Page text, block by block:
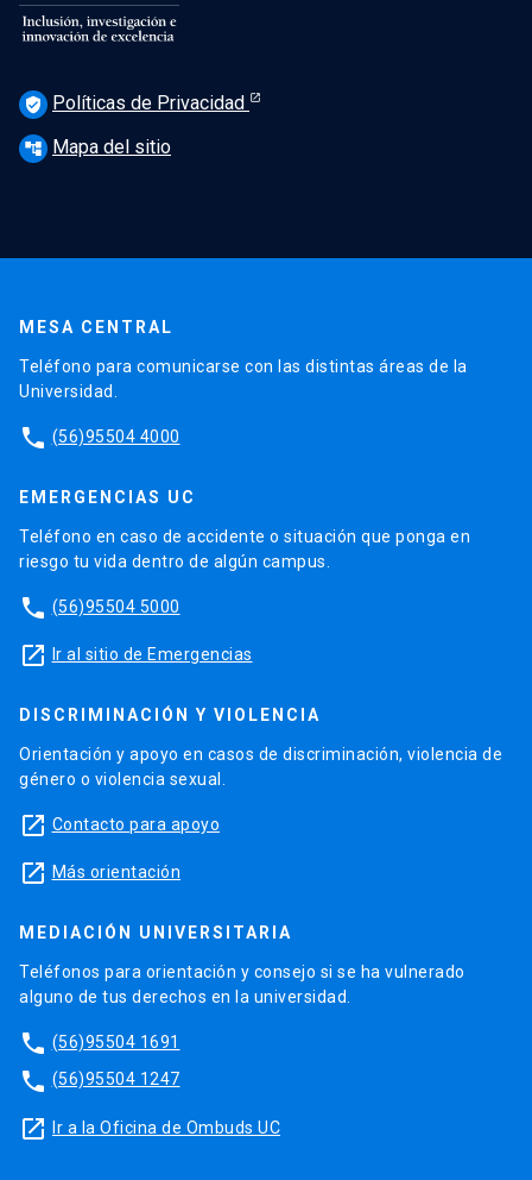
verified_user Políticas de Privacidad
account_tree Mapa del sitio
MESA CENTRAL
Teléfono para comunicarse con las distintas áreas de la
Universidad.
phone (56)95504 4000
EMERGENCIAS UC
Teléfono en caso de accidente o situación que ponga en
riesgo tu vida dentro de algún campus.
phone (56)95504 5000
launch Ir al sitio de Emergencias
DISCRIMINACIÓN Y VIOLENCIA
Orientación y apoyo en casos de discriminación, violencia de
género o violencia sexual.
launch Contacto para apoyo
launch Más orientación
MEDIACIÓN UNIVERSITARIA
Teléfonos para orientación y consejo si se ha vulnerado
alguno de tus derechos en la universidad.
phone (56)95504 1691
phone (56)95504 1247
launch Ir a la Oficina de Ombuds UC